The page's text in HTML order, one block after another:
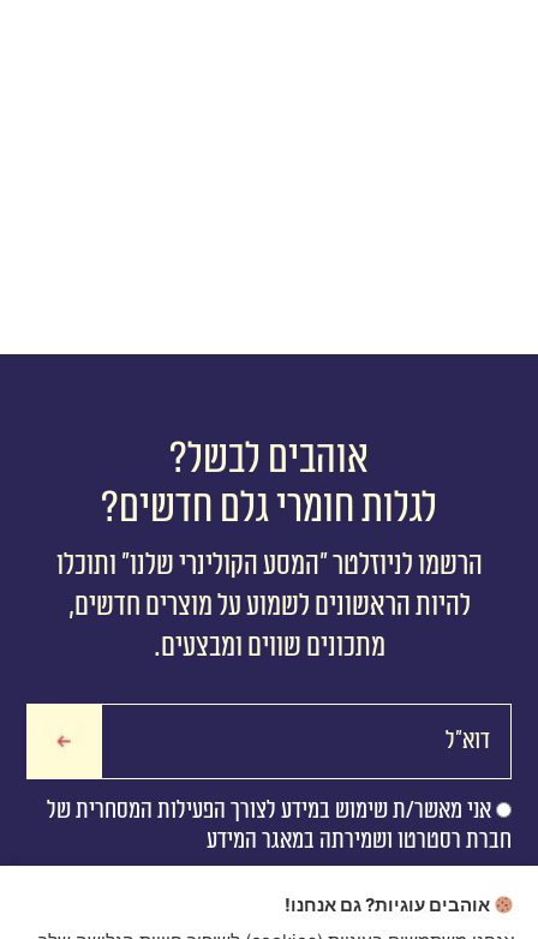
אוהבים לבשל?
לגלות חומרי גלם חדשים?
הרשמו לניוזלטר ״המסע הקולינרי שלנו״ ותוכלו
להיות הראשונים לשמוע על מוצרים חדשים,
מתכונים שווים ומבצעים.
אני מאשר/ת שימוש במידע לצורך הפעילות המסחרית של
חברת רסטרטו ושמירתה במאגר המידע
אוהבים עוגיות? גם אנחנו!